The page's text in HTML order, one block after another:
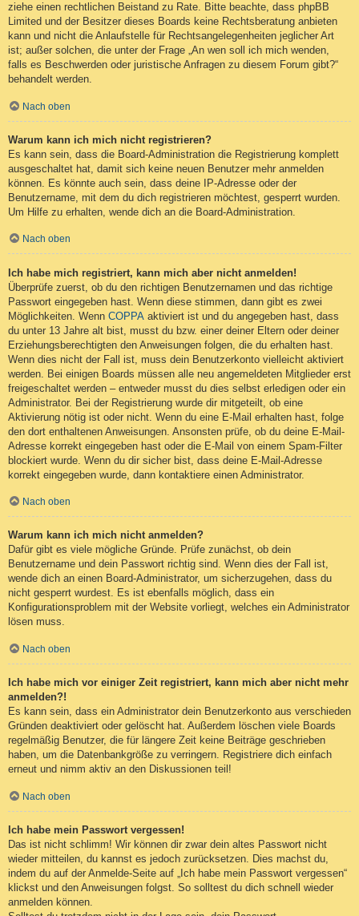
ziehe einen rechtlichen Beistand zu Rate. Bitte beachte, dass phpBB
Limited und der Besitzer dieses Boards keine Rechtsberatung anbieten
kann und nicht die Anlaufstelle für Rechtsangelegenheiten jeglicher Art
ist; außer solchen, die unter der Frage „An wen soll ich mich wenden,
falls es Beschwerden oder juristische Anfragen zu diesem Forum gibt?“
behandelt werden.
Nach oben
Warum kann ich mich nicht registrieren?
Es kann sein, dass die Board-Administration die Registrierung komplett
ausgeschaltet hat, damit sich keine neuen Benutzer mehr anmelden
können. Es könnte auch sein, dass deine IP-Adresse oder der
Benutzername, mit dem du dich registrieren möchtest, gesperrt wurden.
Um Hilfe zu erhalten, wende dich an die Board-Administration.
Nach oben
Ich habe mich registriert, kann mich aber nicht anmelden!
Überprüfe zuerst, ob du den richtigen Benutzernamen und das richtige
Passwort eingegeben hast. Wenn diese stimmen, dann gibt es zwei
Möglichkeiten. Wenn COPPA aktiviert ist und du angegeben hast, dass
du unter 13 Jahre alt bist, musst du bzw. einer deiner Eltern oder deiner
Erziehungsberechtigten den Anweisungen folgen, die du erhalten hast.
Wenn dies nicht der Fall ist, muss dein Benutzerkonto vielleicht aktiviert
werden. Bei einigen Boards müssen alle neu angemeldeten Mitglieder erst
freigeschaltet werden – entweder musst du dies selbst erledigen oder ein
Administrator. Bei der Registrierung wurde dir mitgeteilt, ob eine
Aktivierung nötig ist oder nicht. Wenn du eine E-Mail erhalten hast, folge
den dort enthaltenen Anweisungen. Ansonsten prüfe, ob du deine E-Mail-
Adresse korrekt eingegeben hast oder die E-Mail von einem Spam-Filter
blockiert wurde. Wenn du dir sicher bist, dass deine E-Mail-Adresse
korrekt eingegeben wurde, dann kontaktiere einen Administrator.
Nach oben
Warum kann ich mich nicht anmelden?
Dafür gibt es viele mögliche Gründe. Prüfe zunächst, ob dein
Benutzername und dein Passwort richtig sind. Wenn dies der Fall ist,
wende dich an einen Board-Administrator, um sicherzugehen, dass du
nicht gesperrt wurdest. Es ist ebenfalls möglich, dass ein
Konfigurationsproblem mit der Website vorliegt, welches ein Administrator
lösen muss.
Nach oben
Ich habe mich vor einiger Zeit registriert, kann mich aber nicht mehr
anmelden?!
Es kann sein, dass ein Administrator dein Benutzerkonto aus verschieden
Gründen deaktiviert oder gelöscht hat. Außerdem löschen viele Boards
regelmäßig Benutzer, die für längere Zeit keine Beiträge geschrieben
haben, um die Datenbankgröße zu verringern. Registriere dich einfach
erneut und nimm aktiv an den Diskussionen teil!
Nach oben
Ich habe mein Passwort vergessen!
Das ist nicht schlimm! Wir können dir zwar dein altes Passwort nicht
wieder mitteilen, du kannst es jedoch zurücksetzen. Dies machst du,
indem du auf der Anmelde-Seite auf „Ich habe mein Passwort vergessen“
klickst und den Anweisungen folgst. So solltest du dich schnell wieder
anmelden können.